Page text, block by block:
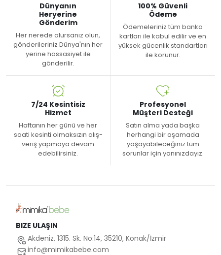
Dünyanın
Heryerine
Gönderim
Her nerede olursanız olun,
gönderileriniz Dünya'nın her
yerine hassasiyet ile
gönderilir.
100% Güvenli
Ödeme
Ödemeleriniz tüm banka
kartları ile kabul edilir ve en
yüksek gücenlik standartları
ile korunur.
7/24 Kesintisiz
Hizmet
Haftanın her günü ve her
saati kesinti olmaksızın alış-
veriş yapmaya devam
edebilirsiniz.
Profesyonel
Müşteri Desteği
Satın alma yada başka
herhangi bir aşamada
yaşayabileceğiniz tüm
sorunlar için yanınızdayız.
BIZE ULAŞIN
Akdeniz, 1315. Sk. No:14, 35210, Konak/İzmir
info@mimikabebe.com